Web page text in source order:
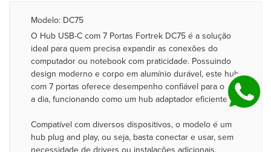
Modelo: DC75
O Hub USB-C com 7 Portas Fortrek DC75 é a solução
ideal para quem precisa expandir as conexões do
computador ou notebook com praticidade. Possuindo
design moderno e corpo em alumínio durável, este hub
com 7 portas oferece desempenho confiável para o dia
a dia, funcionando como um hub adaptador eficiente.
Compatível com diversos dispositivos, o modelo é um
hub plug and play, ou seja, basta conectar e usar, sem
necessidade de drivers ou instalações adicionais.